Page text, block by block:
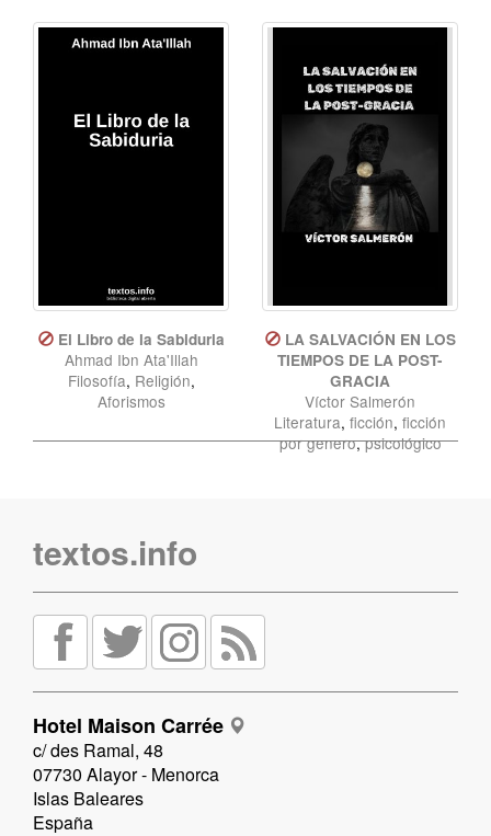
El Libro de la Sabiduria
Ahmad Ibn Ata'Illah
Filosofía, Religión,
Aforismos
LA SALVACIÓN EN LOS
TIEMPOS DE LA POST-
GRACIA
Víctor Salmerón
Literatura, ficción, ficción
por genero,psicológico
textos.info
Hotel Maison Carrée
c/ des Ramal, 48
07730 Alayor - Menorca
Islas Baleares
España